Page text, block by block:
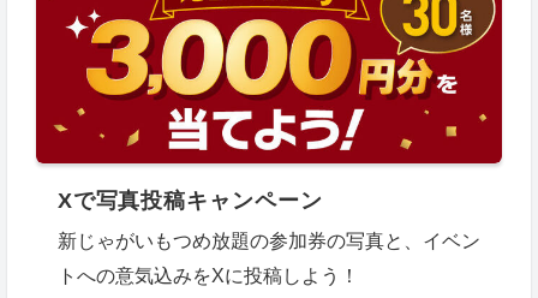
Xで写真投稿キャンペーン
新じゃがいもつめ放題の参加券の写真と、イベン
トへの意気込みをXに投稿しよう！